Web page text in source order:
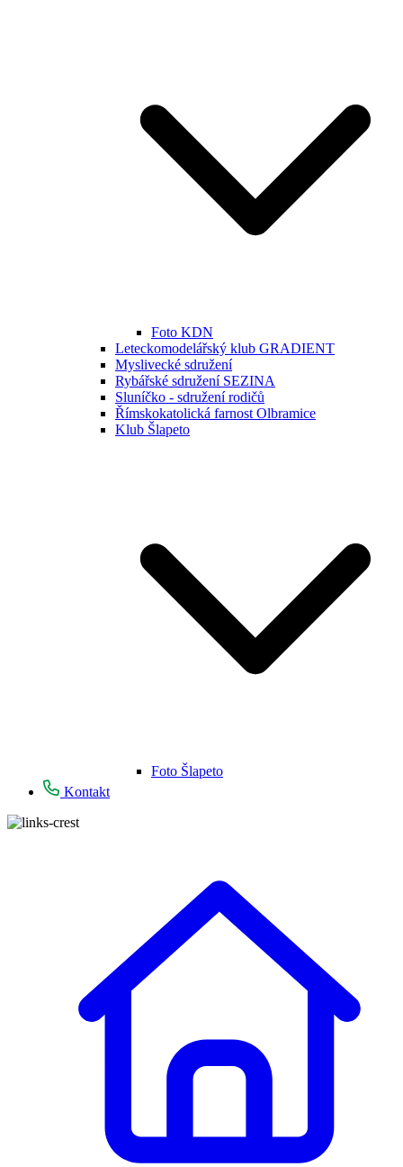
Foto KDN
Leteckomodelářský klub GRADIENT
Myslivecké sdružení
Rybářské sdružení SEZINA
Sluníčko - sdružení rodičů
Římskokatolická farnost Olbramice
Klub Šlapeto
Foto Šlapeto
Kontakt